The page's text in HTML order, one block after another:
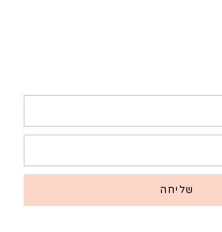
שליחה